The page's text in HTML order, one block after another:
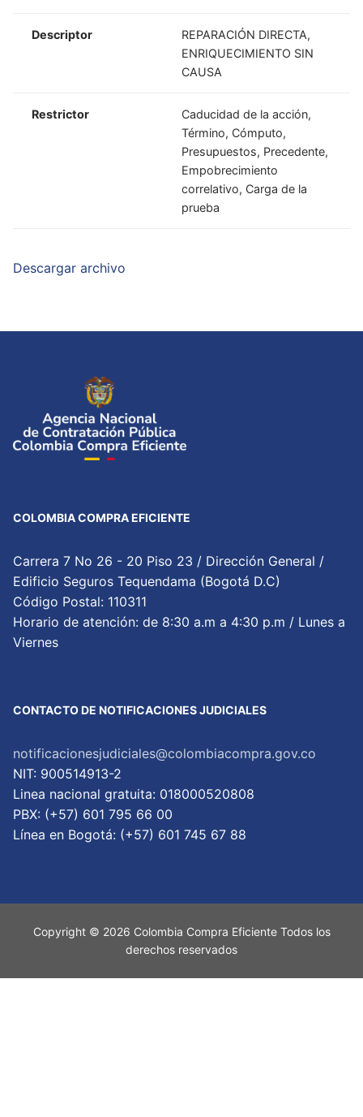
Descriptor
REPARACIÓN DIRECTA,
ENRIQUECIMIENTO SIN
CAUSA
Restrictor
Caducidad de la acción,
Término, Cómputo,
Presupuestos, Precedente,
Empobrecimiento
correlativo, Carga de la
prueba
Descargar archivo
COLOMBIA COMPRA EFICIENTE
Carrera 7 No 26 - 20 Piso 23 / Dirección General /
Edificio Seguros Tequendama (Bogotá D.C)
Código Postal: 110311
Horario de atención: de 8:30 a.m a 4:30 p.m / Lunes a
Viernes
CONTACTO DE NOTIFICACIONES JUDICIALES
notificacionesjudiciales@colombiacompra.gov.co
NIT: 900514913-2
Linea nacional gratuita: 018000520808
PBX: (+57) 601 795 66 00
Lí­nea en Bogotá: (+57) 601 745 67 88
Copyright © 2026 Colombia Compra Eficiente Todos los
derechos reservados